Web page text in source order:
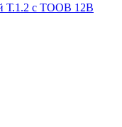
Т.1.2 с ТООВ 12В